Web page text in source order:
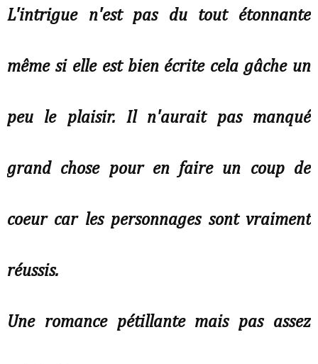
L'intrigue n'est pas du tout étonnante
même si elle est bien écrite cela gâche un
peu le plaisir. Il n'aurait pas manqué
grand chose pour en faire un coup de
coeur car les personnages sont vraiment
réussis.
Une romance pétillante mais pas assez